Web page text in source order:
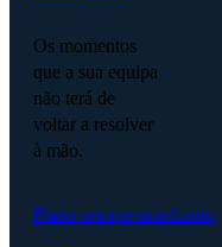
Os momentos
que a sua equipa
não terá de
voltar a resolver
à mão.
Plano sempre atualizado